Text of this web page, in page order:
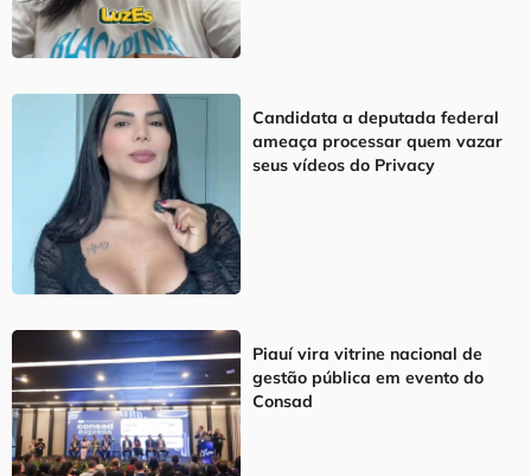
Candidata a deputada federal
ameaça processar quem vazar
seus vídeos do Privacy
Piauí vira vitrine nacional de
gestão pública em evento do
Consad